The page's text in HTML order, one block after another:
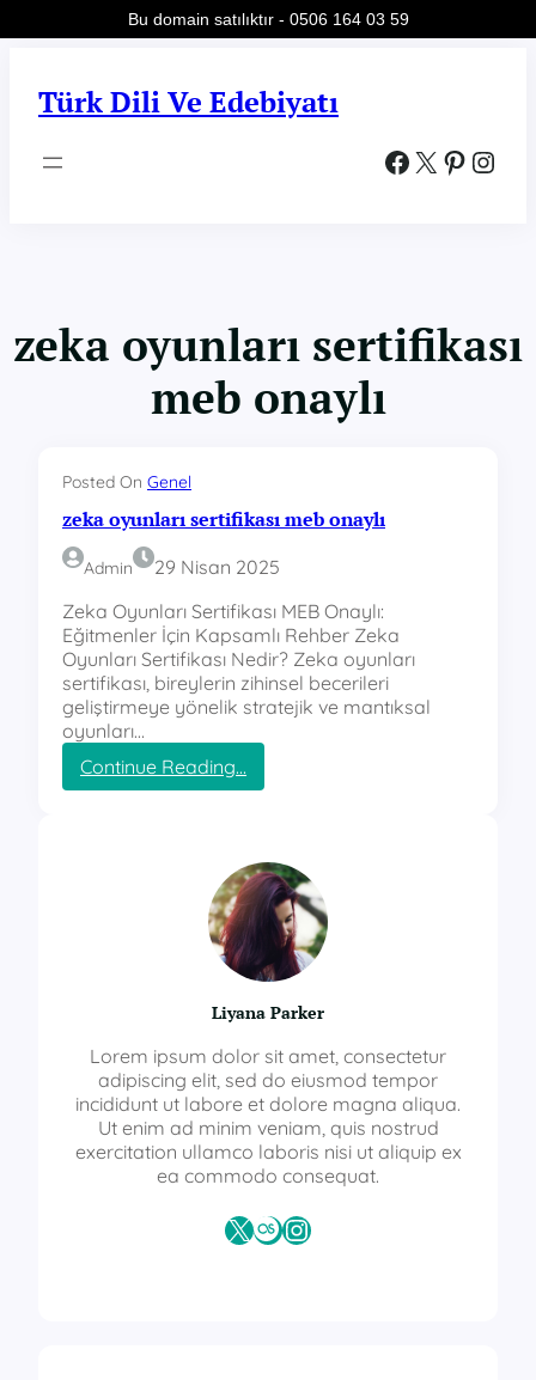
Türk Dili Ve Edebiyatı
Facebook X Pinterest Instagram
zeka oyunları sertifikası
meb onaylı
Posted On Genel
zeka oyunları sertifikası meb onaylı
Admin
29 Nisan 2025
Zeka Oyunları Sertifikası MEB Onaylı:
Eğitmenler İçin Kapsamlı Rehber Zeka
Oyunları Sertifikası Nedir? Zeka oyunları
sertifikası, bireylerin zihinsel becerileri
geliştirmeye yönelik stratejik ve mantıksal
oyunları…
Continue Reading…
z
a
o
y
u
n
l
a
ı
s
e
r
t
i
i
k
Liyana Parker
Lorem ipsum dolor sit amet, consectetur
adipiscing elit, sed do eiusmod tempor
incididunt ut labore et dolore magna aliqua.
Ut enim ad minim veniam, quis nostrud
exercitation ullamco laboris nisi ut aliquip ex
ea commodo consequat.
X Last.fmInstagram
Bu domain satılıktır - 0506 164 03 59